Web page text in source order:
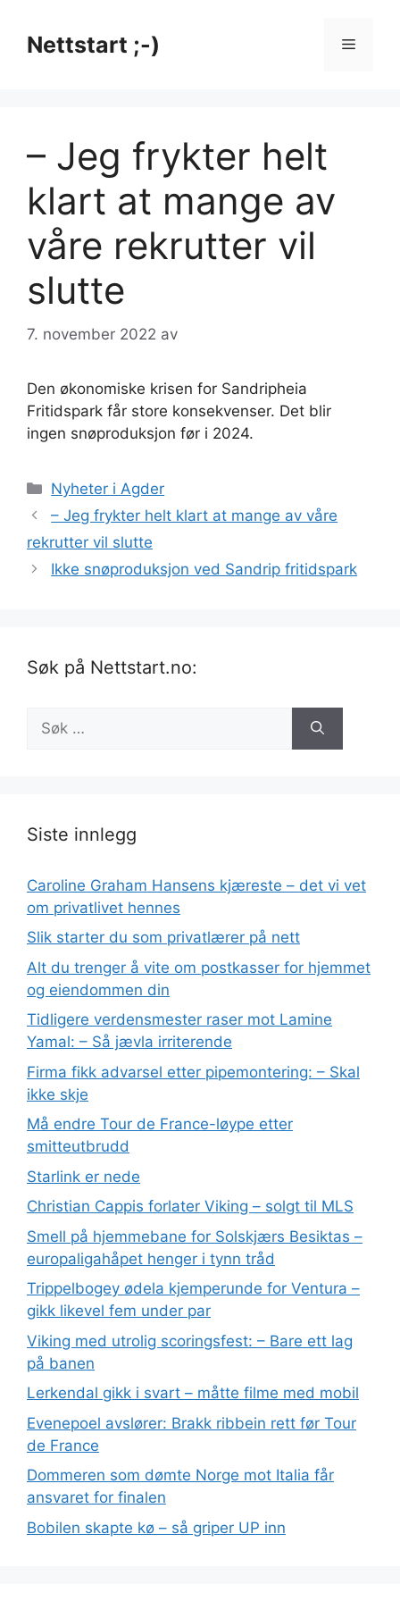
innholdNettstart ;-) Meny
– Jeg frykter helt
klart at mange av
våre rekrutter vil
slutte
7. november 2022 av
Den økonomiske krisen for Sandripheia
Fritidspark får store konsekvenser. Det blir
ingen snøproduksjon før i 2024.
Kategorier
Nyheter i Agder
– Jeg frykter helt klart at mange av våre
rekrutter vil slutte
Ikke snøproduksjon ved Sandrip fritidspark
Søk på Nettstart.no:
etter:
Siste innlegg
Caroline Graham Hansens kjæreste – det vi vet
om privatlivet hennes
Slik starter du som privatlærer på nett
Alt du trenger å vite om postkasser for hjemmet
og eiendommen din
Tidligere verdensmester raser mot Lamine
Yamal: – Så jævla irriterende
Firma fikk advarsel etter pipemontering: – Skal
ikke skje
Må endre Tour de France-løype etter
smitteutbrudd
Starlink er nede
Christian Cappis forlater Viking – solgt til MLS
Smell på hjemmebane for Solskjærs Besiktas –
europaligahåpet henger i tynn tråd
Trippelbogey ødela kjemperunde for Ventura –
gikk likevel fem under par
Viking med utrolig scoringsfest: – Bare ett lag
på banen
Lerkendal gikk i svart – måtte filme med mobil
Evenepoel avslører: Brakk ribbein rett før Tour
de France
Dommeren som dømte Norge mot Italia får
ansvaret for finalen
Bobilen skapte kø – så griper UP inn